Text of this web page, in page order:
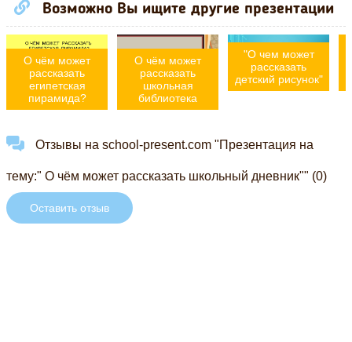
Возможно Вы ищите другие презентации
О чём может
рассказать
египетская
пирамида?
О чём может
рассказать
школьная
библиотека
"О чем может
рассказать
детский рисунок"
Отзывы на school-present.com "Презентация на
тему:" О чём может рассказать школьный дневник"" (0)
Оставить отзыв